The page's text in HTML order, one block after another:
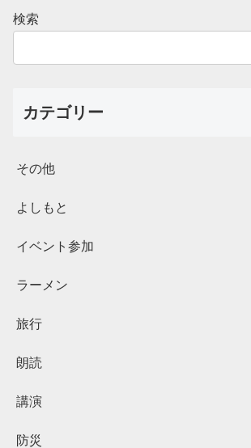
検索
カテゴリー
その他
よしもと
イベント参加
ラーメン
旅行
朗読
講演
防災